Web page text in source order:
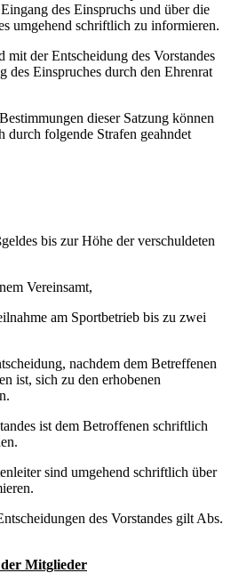
des Einspruchs und über die
umgehend schriftlich zu informieren.
der Entscheidung des Vorstandes
des Einspruches durch den Ehrenrat
dieser Satzung können
durch folgende Strafen geahndet
bis zur Höhe der verschuldeten
Vereinsamt,
am Sportbetrieb bis zu zwei
nachdem dem Betreffenen
ist, sich zu den erhobenen
ist dem Betroffenen schriftlich
sind umgehend schriftlich über
des Vorstandes gilt Abs.
Mitglieder